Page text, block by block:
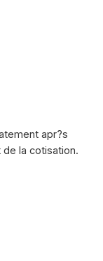
apr?s
la cotisation.